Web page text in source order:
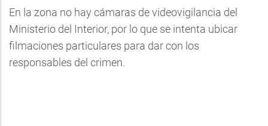
En la zona no hay cámaras de videovigilancia del
Ministerio del Interior, por lo que se intenta ubicar
filmaciones particulares para dar con los
responsables del crimen.